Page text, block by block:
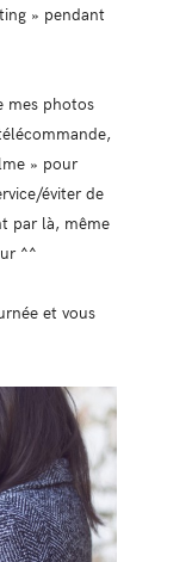
» pendant
mes photos
» pour
éviter de
par là, même
^^
et vous